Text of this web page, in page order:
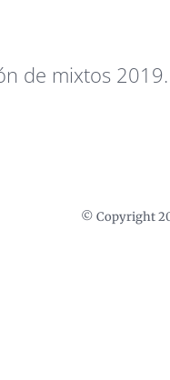
de mixtos 2019.
© Copyright